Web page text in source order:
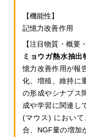
記憶力改善作用
ミョウガ熱水抽出
憶力改善作用が報
化、増殖、維持に
の形成やシナプス
成や学習に関連し
(マウス) において
合、NGF量の増加